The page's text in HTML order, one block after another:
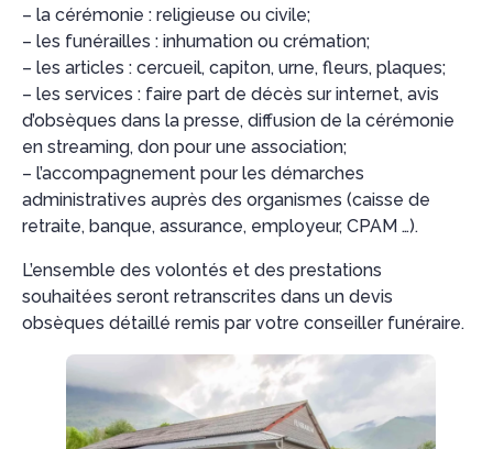
– la cérémonie : religieuse ou civile;
– les funérailles : inhumation ou crémation;
– les articles : cercueil, capiton, urne, fleurs, plaques;
– les services : faire part de décès sur internet, avis
d’obsèques dans la presse, diffusion de la cérémonie
en streaming, don pour une association;
– l’accompagnement pour les démarches
administratives auprès des organismes (caisse de
retraite, banque, assurance, employeur, CPAM …).
L’ensemble des volontés et des prestations
souhaitées seront retranscrites dans un devis
obsèques détaillé remis par votre conseiller funéraire.